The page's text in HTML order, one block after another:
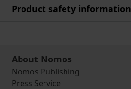
Product safety information
About Nomos
Nomos Publishing
Press Service